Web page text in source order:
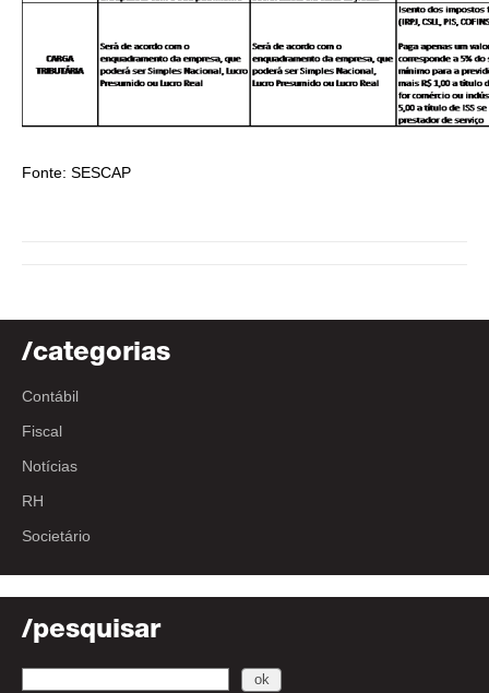
/categorias
Contábil
Fiscal
Notícias
RH
Societário
/pesquisar
Fonte: SESCAP